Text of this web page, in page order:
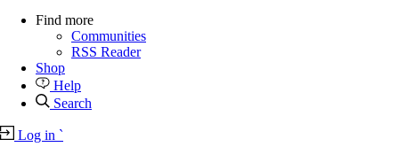
Find more
Communities
RSS Reader
Shop
Help
Search
Log in `